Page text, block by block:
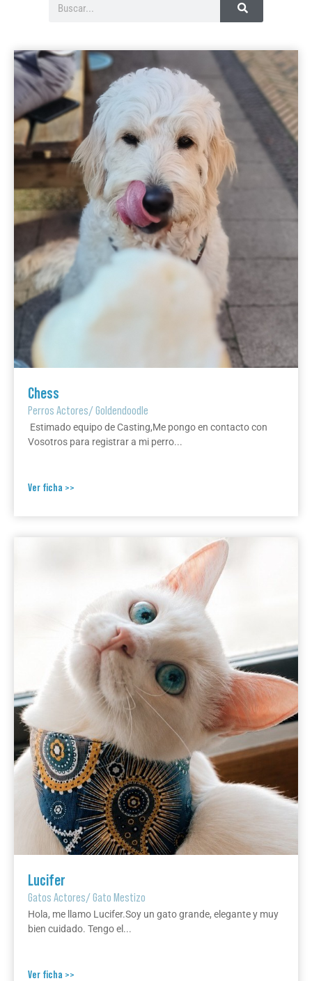
Chess
Perros Actores/Goldendoodle
Estimado equipo de Casting,Me pongo en contacto con
Vosotros para registrar a mi perro...
Ver ficha >>
Lucifer
Gatos Actores/Gato Mestizo
Hola, me llamo Lucifer.Soy un gato grande, elegante y muy
bien cuidado. Tengo el...
Ver ficha >>